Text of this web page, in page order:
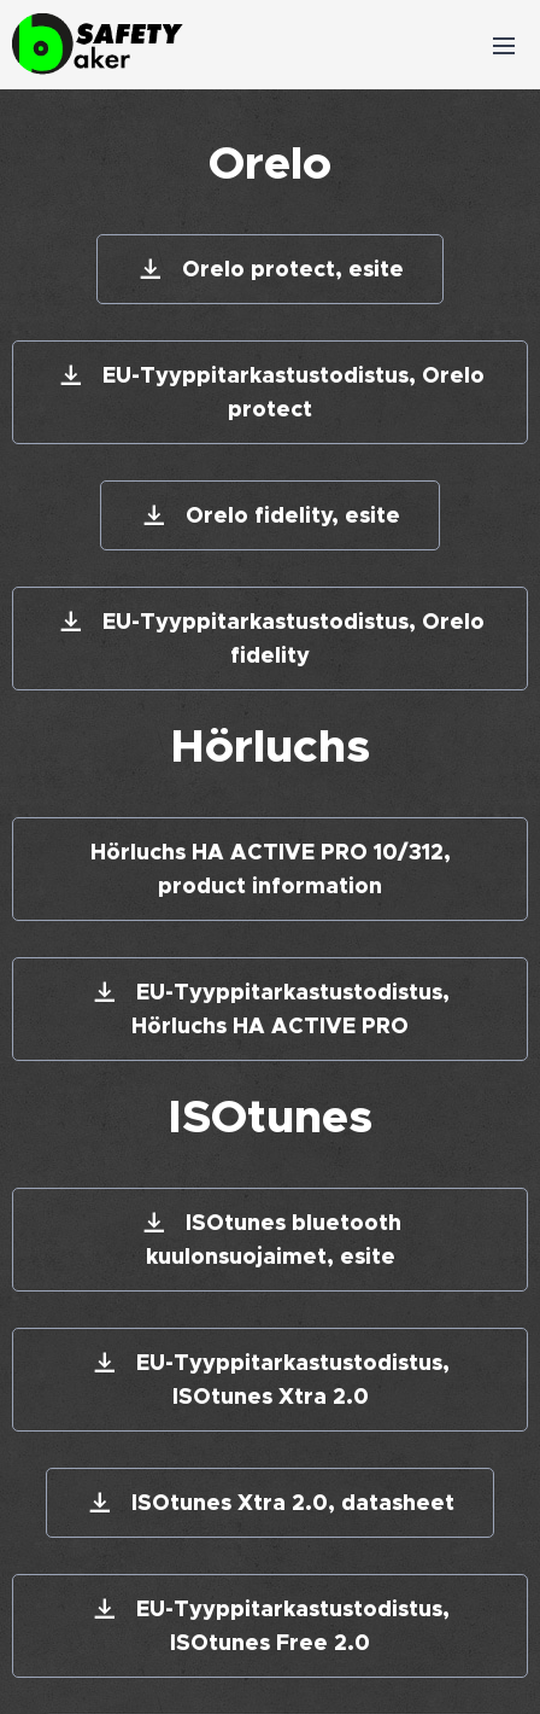
Orelo
Orelo protect, esite
EU-Tyyppitarkastustodistus, Orelo
protect
Orelo fidelity, esite
EU-Tyyppitarkastustodistus, Orelo
fidelity
Hörluchs
Hörluchs HA ACTIVE PRO 10/312,
product information
EU-Tyyppitarkastustodistus,
Hörluchs HA ACTIVE PRO
ISOtunes
ISOtunes bluetooth
kuulonsuojaimet, esite
EU-Tyyppitarkastustodistus,
ISOtunes Xtra 2.0
ISOtunes Xtra 2.0, datasheet
EU-Tyyppitarkastustodistus,
ISOtunes Free 2.0